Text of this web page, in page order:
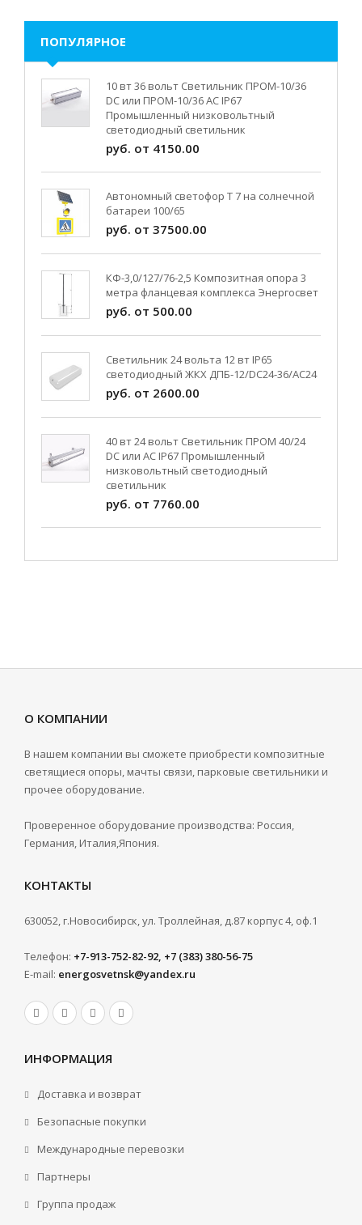
ПОПУЛЯРНОЕ
10 вт 36 вольт Светильник ПРОМ-10/36
DC или ПРОМ-10/36 AC IP67
Промышленный низковольтный
светодиодный светильник
руб. от 4150.00
Автономный светофор Т 7 на солнечной
батареи 100/65
руб. от 37500.00
КФ-3,0/127/76-2,5 Композитная опора 3
метра фланцевая комплекса Энергосвет
руб. от 500.00
Светильник 24 вольта 12 вт IP65
светодиодный ЖКХ ДПБ-12/DC24-36/АС24
руб. от 2600.00
40 вт 24 вольт Светильник ПРОМ 40/24
DC или AC IP67 Промышленный
низковольтный светодиодный
светильник
руб. от 7760.00
О КОМПАНИИ
В нашем компании вы сможете приобрести композитные
светящиеся опоры, мачты связи, парковые светильники и
прочее оборудование.
Проверенное оборудование производства: Россия,
Германия, Италия,Япония.
КОНТАКТЫ
630052, г.Новосибирск, ул. Троллейная, д.87 корпус 4, оф.1
Телефон: +7-913-752-82-92, +7 (383) 380-56-75
E-mail: energosvetnsk@yandex.ru
ИНФОРМАЦИЯ
Доставка и возврат
Безопасные покупки
Международные перевозки
Партнеры
Группа продаж